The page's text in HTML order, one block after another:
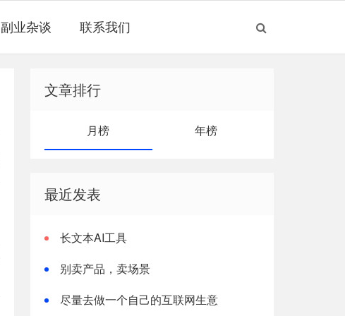
副业杂谈 联系我们
文章排行
月榜 年榜
最近发表
长文本AI工具
别卖产品，卖场景
尽量去做一个自己的互联网生意